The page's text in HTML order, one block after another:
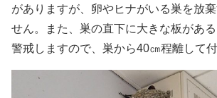
がありますが、卵やヒナがいる巣を放
せん。また、巣の直下に大きな板があ
警戒しますので、巣から40㎝程離して付